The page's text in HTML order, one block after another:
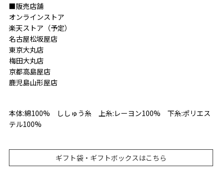
■販売店舗
オンラインストア
楽天ストア（予定）
名古屋松坂屋店
東京大丸店
梅田大丸店
京都高島屋店
鹿児島山形屋店
本体:綿100% ししゅう糸 上糸:レーヨン100% 下糸:ポリエス
テル100%
ギフト袋・ギフトボックスはこちら